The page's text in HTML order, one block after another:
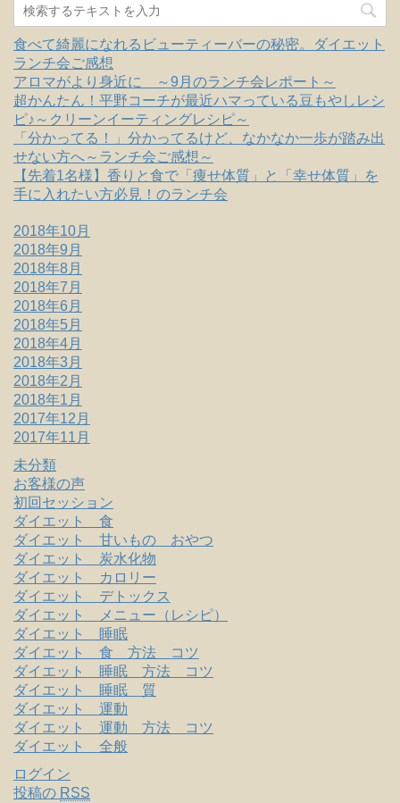
食べて綺麗になれるビューティーバーの秘密。ダイエット
ランチ会ご感想
アロマがより身近に ～9月のランチ会レポート～
超かんたん！平野コーチが最近ハマっている豆もやしレシ
ピ♪～クリーンイーティングレシピ～
「分かってる！」分かってるけど、なかなか一歩が踏み出
せない方へ～ランチ会ご感想～
【先着1名様】香りと食で「痩せ体質」と「幸せ体質」を
手に入れたい方必見！のランチ会
2018年10月
2018年9月
2018年8月
2018年7月
2018年6月
2018年5月
2018年4月
2018年3月
2018年2月
2018年1月
2017年12月
2017年11月
未分類
お客様の声
初回セッション
ダイエット 食
ダイエット 甘いもの おやつ
ダイエット 炭水化物
ダイエット カロリー
ダイエット デトックス
ダイエット メニュー（レシピ）
ダイエット 睡眠
ダイエット 食 方法 コツ
ダイエット 睡眠 方法 コツ
ダイエット 睡眠 質
ダイエット 運動
ダイエット 運動 方法 コツ
ダイエット 全般
ログイン
投稿の RSS